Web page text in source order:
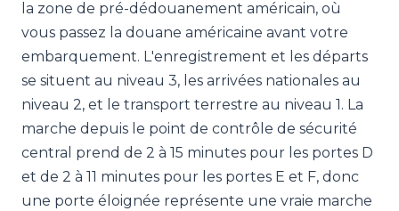
la zone de pré-dédouanement américain, où
vous passez la douane américaine avant votre
embarquement. L'enregistrement et les départs
se situent au niveau 3, les arrivées nationales au
niveau 2, et le transport terrestre au niveau 1. La
marche depuis le point de contrôle de sécurité
central prend de 2 à 15 minutes pour les portes D
et de 2 à 11 minutes pour les portes E et F, donc
une porte éloignée représente une vraie marche